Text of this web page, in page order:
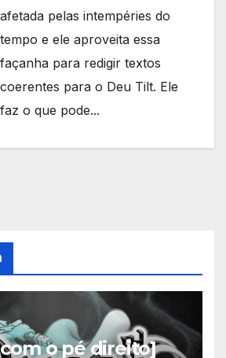
afetada pelas intempéries do
tempo e ele aproveita essa
façanha para redigir textos
coerentes para o Deu Tilt. Ele
faz o que pode...
o pé direito]